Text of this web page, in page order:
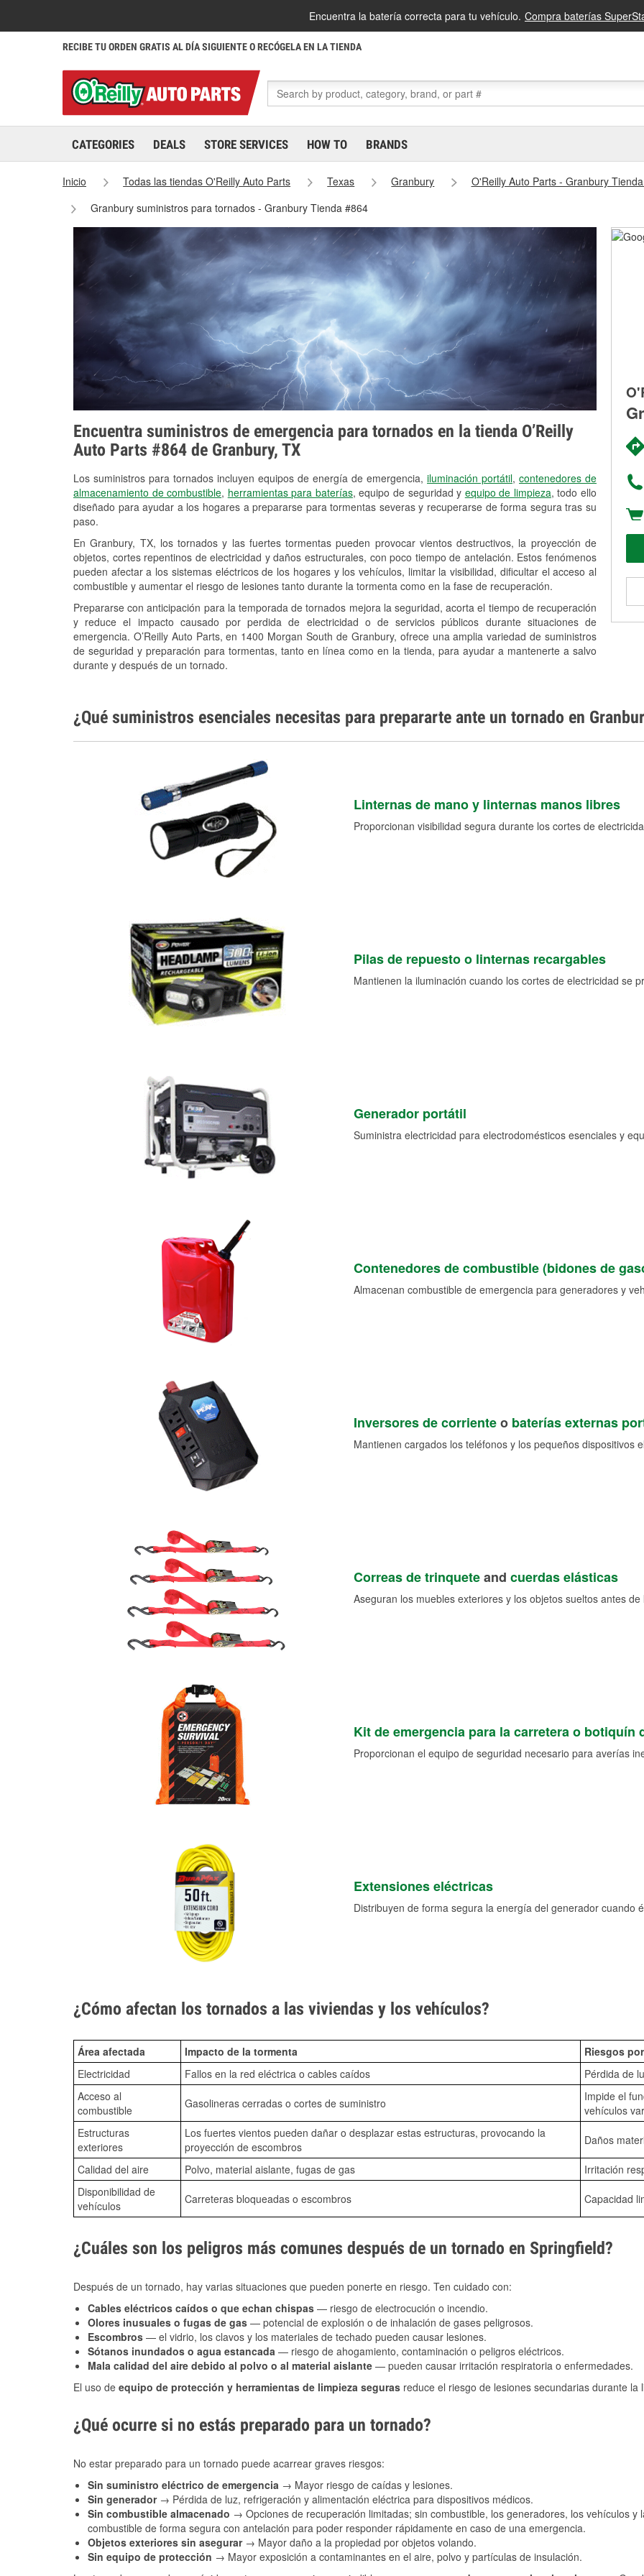
Encuentra la batería correcta para tu vehículo. Compra baterías
RECIBE TU ORDEN GRATIS AL DÍA SIGUIENTE O RECÓGELA EN LA TIENDA
CATEGORIES DEALS STORE SERVICES HOW TO BRANDS
Inicio Todas las tiendas O'Reilly Auto Parts Texas Granbury
O'Reilly Auto Parts - Granbury
Granbury suministros para tornados - Granbury Tienda #864
Encuentra suministros de emergencia para tornados en la tienda O’Reilly
Auto Parts #864 de Granbury, TX
Los suministros para tornados incluyen equipos de energía de emergencia, iluminación portátil, contenedores de
almacenamiento de combustible, herramientas para baterías, equipo de seguridad y equipo de limpieza, todo ello
diseñado para ayudar a los hogares a prepararse para tormentas severas y recuperarse de forma segura tras su
paso.
En Granbury, TX, los tornados y las fuertes tormentas pueden provocar vientos destructivos, la proyección de
objetos, cortes repentinos de electricidad y daños estructurales, con poco tiempo de antelación. Estos fenómenos
pueden afectar a los sistemas eléctricos de los hogares y los vehículos, limitar la visibilidad, dificultar el acceso al
combustible y aumentar el riesgo de lesiones tanto durante la tormenta como en la fase de recuperación.
Prepararse con anticipación para la temporada de tornados mejora la seguridad, acorta el tiempo de recuperación
y reduce el impacto causado por perdida de electricidad o de servicios públicos durante situaciones de
emergencia. O’Reilly Auto Parts, en 1400 Morgan South de Granbury, ofrece una amplia variedad de suministros
de seguridad y preparación para tormentas, tanto en línea como en la tienda, para ayudar a mantenerte a salvo
durante y después de un tornado.
¿Qué suministros esenciales necesitas para prepararte ante un tornado en
Linternas de mano y linternas manos libres
Proporcionan visibilidad segura durante los cortes de
Pilas de repuesto o linternas recargables
Mantienen la iluminación cuando los cortes de electricidad se
Generador portátil
Suministra electricidad para electrodomésticos esenciales y
Contenedores de combustible (bidones de
Almacenan combustible de emergencia para generadores y
Inversores de corrienteo baterías externas
Mantienen cargados los teléfonos y los pequeños dispositivos
Correas de trinqueteand cuerdas elásticas
Aseguran los muebles exteriores y los objetos sueltos antes
Kit de emergencia para la carretera o botiquín
Proporcionan el equipo de seguridad necesario para averías
Extensiones eléctricas
Distribuyen de forma segura la energía del generador cuando
¿Cómo afectan los tornados a las viviendas y los vehículos?
Área afectada Impacto de la tormenta
Riesgos
Electricidad
Fallos en la red eléctrica o cables caídos
Pérdida de
Acceso al
combustible
Gasolineras cerradas o cortes de suministro
Impide el
vehículos
Estructuras
exteriores
Los fuertes vientos pueden dañar o desplazar estas estructuras, provocando la
proyección de escombros
Daños
Calidad del aire Polvo, material aislante, fugas de gas
Irritación
Disponibilidad de
vehículos
Carreteras bloqueadas o escombros Capacidad
¿Cuáles son los peligros más comunes después de un tornado en Springfield?
Después de un tornado, hay varias situaciones que pueden ponerte en riesgo. Ten cuidado con:
Cables eléctricos caídos o que echan chispas — riesgo de electrocución o incendio.
Olores inusuales o fugas de gas — potencial de explosión o de inhalación de gases peligrosos.
Escombros — el vidrio, los clavos y los materiales de techado pueden causar lesiones.
Sótanos inundados o agua estancada — riesgo de ahogamiento, contaminación o peligros eléctricos.
Mala calidad del aire debido al polvo o al material aislante — pueden causar irritación respiratoria o enfermedades.
El uso de equipo de protección y herramientas de limpieza seguras reduce el riesgo de lesiones secundarias durante la
¿Qué ocurre si no estás preparado para un tornado?
No estar preparado para un tornado puede acarrear graves riesgos:
Sin suministro eléctrico de emergencia → Mayor riesgo de caídas y lesiones.
Sin generador → Pérdida de luz, refrigeración y alimentación eléctrica para dispositivos médicos.
Sin combustible almacenado → Opciones de recuperación limitadas; sin combustible, los generadores, los vehículos
combustible de forma segura con antelación para poder responder rápidamente en caso de una emergencia.
Objetos exteriores sin asegurar → Mayor daño a la propiedad por objetos volando.
Sin equipo de protección → Mayor exposición a contaminantes en el aire, polvo y partículas de insulación.